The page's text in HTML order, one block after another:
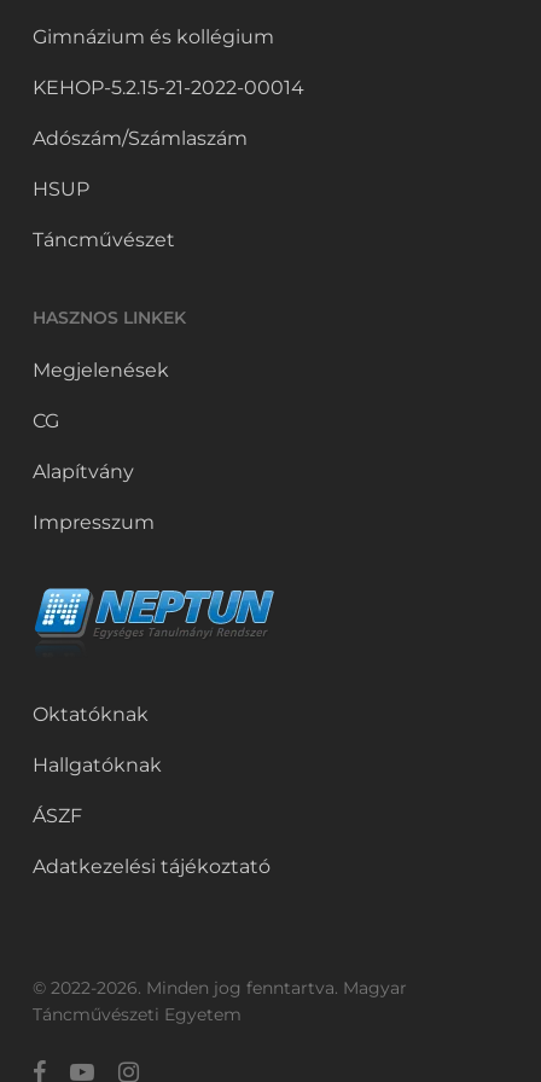
Gimnázium és kollégium
KEHOP-5.2.15-21-2022-00014
Adószám/Számlaszám
HSUP
Táncművészet
HASZNOS LINKEK
Megjelenések
CG
Alapítvány
Impresszum
Oktatóknak
Hallgatóknak
ÁSZF
Adatkezelési tájékoztató
© 2022-2026. Minden jog fenntartva. Magyar
Táncművészeti Egyetem
facebookyoutubeinstagram